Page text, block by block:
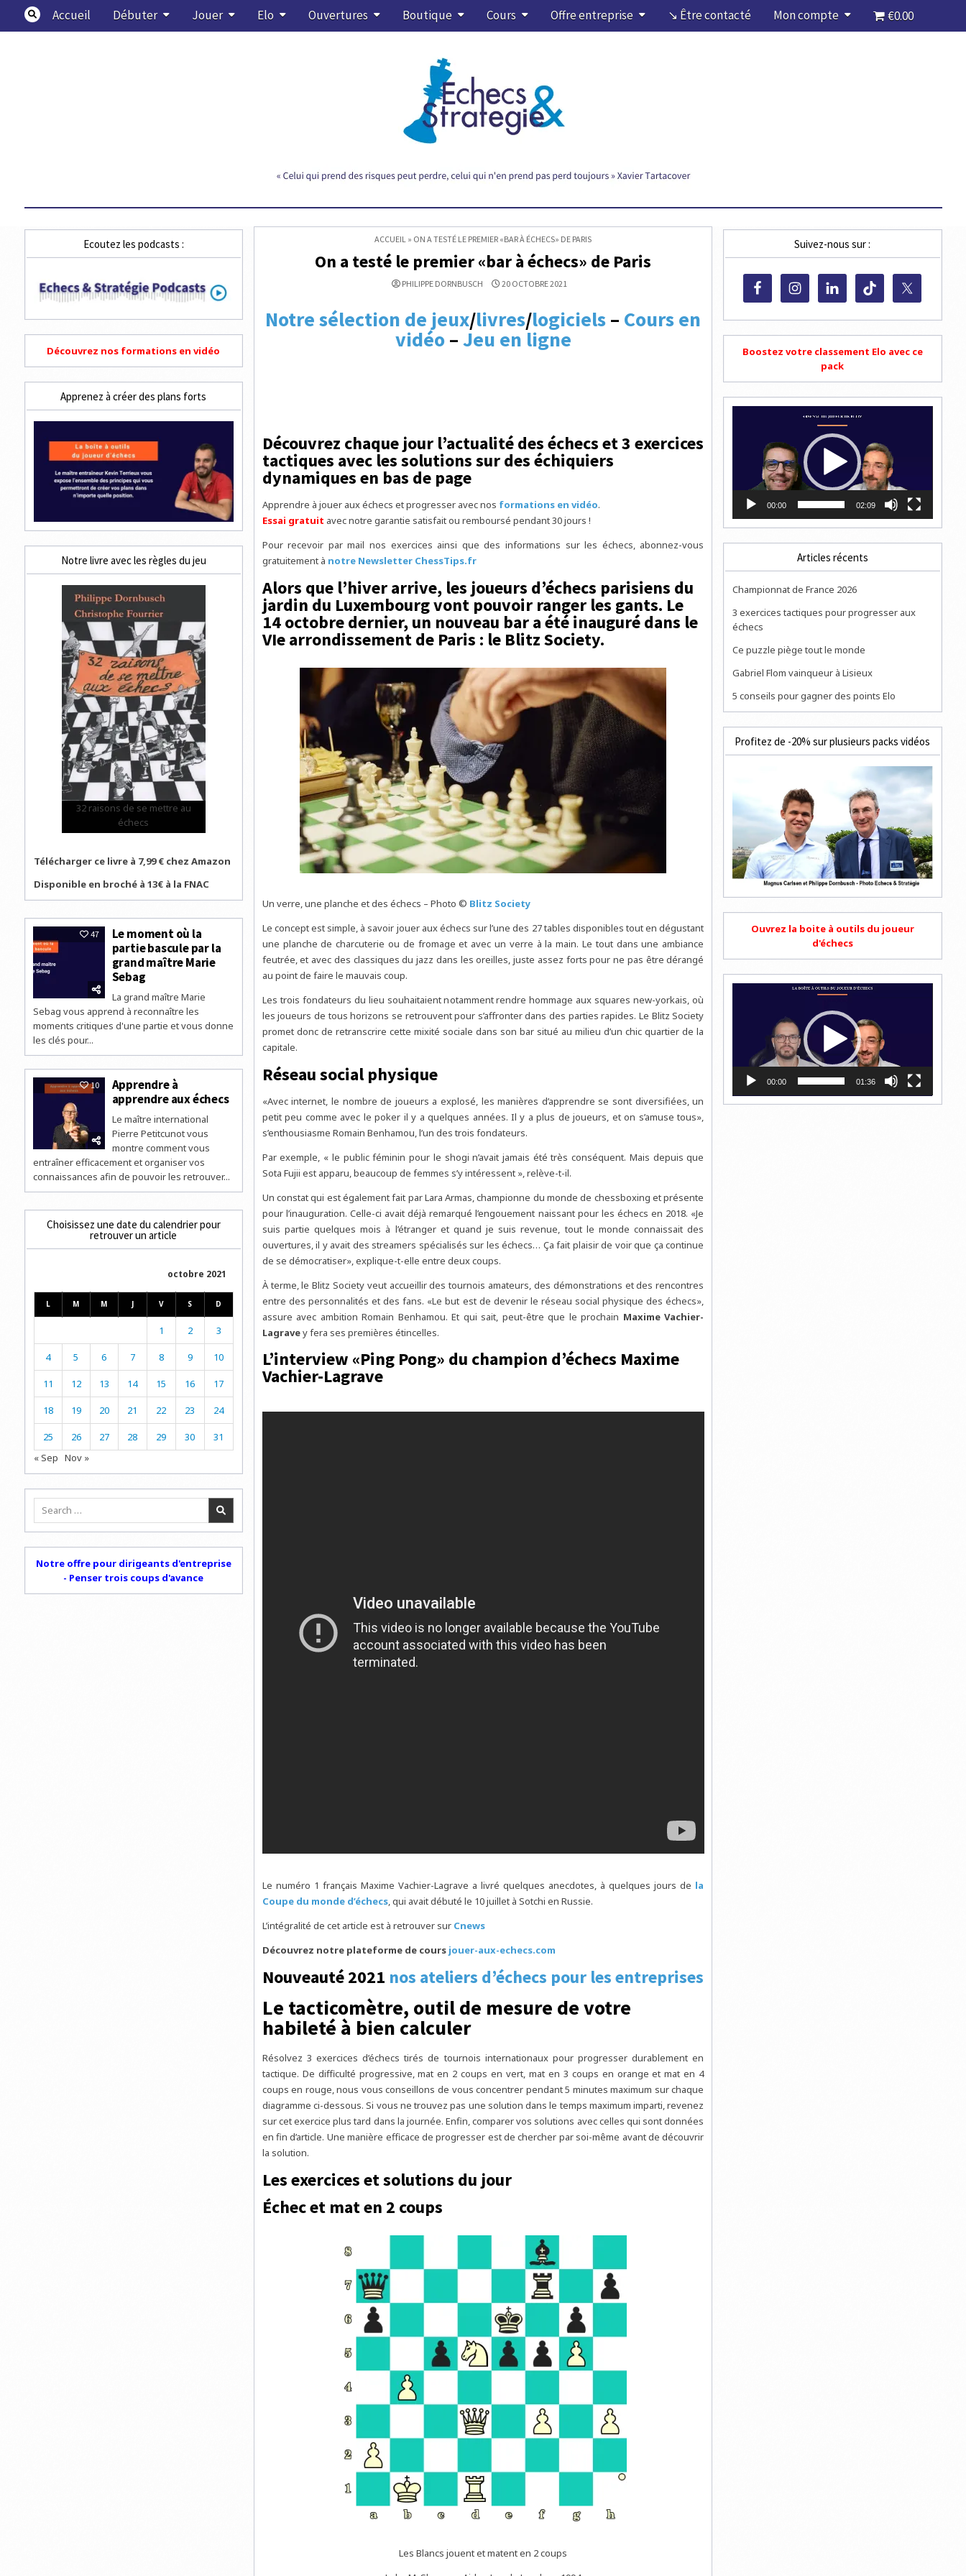
content
Accueil Débuter Jouer Elo Ouvertures Boutique Cours Offre entreprise ↘ Être contacté Mon compte €0.00
ACCUEIL » ON A TESTÉ LE PREMIER «BAR À ÉCHECS» DE PARIS
On a testé le premier «bar à échecs» de Paris
PHILIPPE DORNBUSCH 20 OCTOBRE 2021
Notre sélection de jeux/livres/logiciels– Cours en
vidéo–Jeu en ligne
Découvrez chaque jour l’actualité des échecs et 3 exercices
tactiques avec les solutions sur des échiquiers
dynamiques en bas de page
Apprendre à jouer aux échecs et progresser avec nos formations en vidéo.
Essai gratuit avec notre garantie satisfait ou remboursé pendant 30 jours !
Pour recevoir par mail nos exercices ainsi que des informations sur les échecs, abonnez-vous
gratuitement à notre Newsletter ChessTips.fr
Alors que l’hiver arrive, les joueurs d’échecs parisiens du
jardin du Luxembourg vont pouvoir ranger les gants. Le
14 octobre dernier, un nouveau bar a été inauguré dans le
VIe arrondissement de Paris : le Blitz Society.
Un verre, une planche et des échecs – Photo © Blitz Society
Le concept est simple, à savoir jouer aux échecs sur l’une des 27 tables disponibles tout en dégustant
une planche de charcuterie ou de fromage et avec un verre à la main. Le tout dans une ambiance
feutrée, et avec des classiques du jazz dans les oreilles, juste assez forts pour ne pas être dérangé
au point de faire le mauvais coup.
Les trois fondateurs du lieu souhaitaient notamment rendre hommage aux squares new-yorkais, où
les joueurs de tous horizons se retrouvent pour s’affronter dans des parties rapides. Le Blitz Society
promet donc de retranscrire cette mixité sociale dans son bar situé au milieu d’un chic quartier de la
capitale.
Réseau social physique
«Avec internet, le nombre de joueurs a explosé, les manières d’apprendre se sont diversifiées, un
petit peu comme avec le poker il y a quelques années. Il y a plus de joueurs, et on s’amuse tous»,
s’enthousiasme Romain Benhamou, l’un des trois fondateurs.
Par exemple, « le public féminin pour le shogi n’avait jamais été très conséquent. Mais depuis que
Sota Fujii est apparu, beaucoup de femmes s’y intéressent », relève-t-il.
Un constat qui est également fait par Lara Armas, championne du monde de chessboxing et présente
pour l’inauguration. Celle-ci avait déjà remarqué l’engouement naissant pour les échecs en 2018. «Je
suis partie quelques mois à l’étranger et quand je suis revenue, tout le monde connaissait des
ouvertures, il y avait des streamers spécialisés sur les échecs… Ça fait plaisir de voir que ça continue
de se démocratiser», explique-t-elle entre deux coups.
À terme, le Blitz Society veut accueillir des tournois amateurs, des démonstrations et des rencontres
entre des personnalités et des fans. «Le but est de devenir le réseau social physique des échecs»,
assure avec ambition Romain Benhamou. Et qui sait, peut-être que le prochain Maxime Vachier-
Lagravey fera ses premières étincelles.
L’interview «Ping Pong» du champion d’échecs Maxime
Vachier-Lagrave
Le numéro 1 français Maxime Vachier-Lagrave a livré quelques anecdotes, à quelques jours de la
Coupe du monde d’échecs, qui avait débuté le 10 juillet à Sotchi en Russie.
L’intégralité de cet article est à retrouver sur Cnews
Découvrez notre plateforme de cours jouer-aux-echecs.com
Nouveauté 2021 nos ateliers d’échecs pour les entreprises
Le tacticomètre, outil de mesure de votre
habileté à bien calculer
Résolvez 3 exercices d’échecs tirés de tournois internationaux pour progresser durablement en
tactique. De difficulté progressive, mat en 2 coups en vert, mat en 3 coups en orange et mat en 4
coups en rouge, nous vous conseillons de vous concentrer pendant 5 minutes maximum sur chaque
diagramme ci-dessous. Si vous ne trouvez pas une solution dans le temps maximum imparti, revenez
sur cet exercice plus tard dans la journée. Enfin, comparer vos solutions avec celles qui sont données
en fin d’article. Une manière efficace de progresser est de chercher par soi-même avant de découvrir
la solution.
Les exercices et solutions du jour
Échec et mat en 2 coups
Les Blancs jouent et matent en 2 coups
Ecoutez les podcasts :
Découvrez nos formations en vidéo
Apprenez à créer des plans forts
Notre livre avec les règles du jeu
32 raisons de se mettre au
échecs
Télécharger ce livre à 7,99 € chez Amazon
Disponible en broché à 13€ à la FNAC
47
Le moment où la
partie bascule par la
grand maître Marie
Sebag
La grand maître Marie
Sebag vous apprend à reconnaître les
moments critiques d'une partie et vous donne
les clés pour...
10
Apprendre à
apprendre aux échecs
Le maître international
Pierre Petitcunot vous
montre comment vous
entraîner efficacement et organiser vos
connaissances afin de pouvoir les retrouver...
Choisissez une date du calendrier pour
retrouver un article
octobre 2021
L M M J V S D
1 2 3
4 5 6 7 8 9 10
11 12 13 14 15 16 17
18 19 20 21 22 23 24
25 26 27 28 29 30
31
« Sep Nov »
Search
Notre offre pour dirigeants d'entreprise
- Penser trois coups d'avance
Suivez-nous sur :
Boostez votre classement Elo avec ce
pack
00:00 02:09
Articles récents
Championnat de France 2026
3 exercices tactiques pour progresser aux
échecs
Ce puzzle piège tout le monde
Gabriel Flom vainqueur à Lisieux
5 conseils pour gagner des points Elo
Profitez de -20% sur plusieurs packs vidéos
Ouvrez la boite à outils du joueur
d'échecs
00:00 01:36